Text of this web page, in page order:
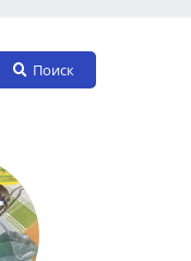
Поиск